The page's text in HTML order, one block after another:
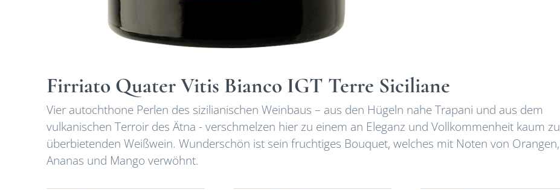
Firriato Quater Vitis Bianco IGT Terre Siciliane
Vier autochthone Perlen des sizilianischen Weinbaus – aus den Hügeln nahe Trapani und aus dem
vulkanischen Terroir des Ätna - verschmelzen hier zu einem an Eleganz und Vollkommenheit kaum zu
überbietenden Weißwein. Wunderschön ist sein fruchtiges Bouquet, welches mit Noten von Orangen,
Ananas und Mango verwöhnt.